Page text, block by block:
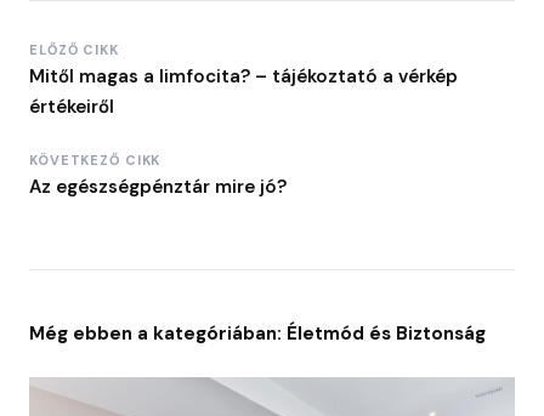
ELŐZŐ CIKK
Mitől magas a limfocita? – tájékoztató a vérkép
értékeiről
KÖVETKEZŐ CIKK
Az egészségpénztár mire jó?
Még ebben a kategóriában: Életmód és Biztonság